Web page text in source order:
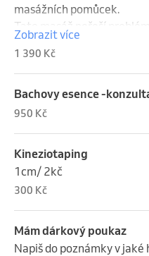
nadechnout.
Je to ten typ péče, po
„Tohle jsem přesně
masážních pomůcek.
Tato masáž neřeší
Zobrazit více
1 390 Kč
Bachovy esence -
950 Kč
Kineziotaping
1cm/ 2kč
300 Kč
Mám dárkový poukaz
Napiš do poznámky v